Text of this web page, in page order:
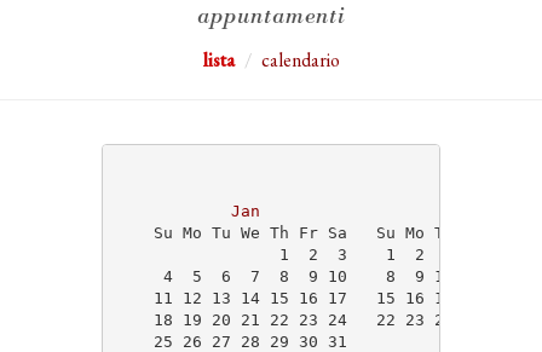
appuntamenti
lista calendario
Jan
Su Mo Tu We Th Fr Sa   Su Mo Tu We Th
1  2  3    1  2  3  4  5
4  5  6  7  8  9 10    8  9 10 11 12
11 12 13 14 15 16 17   15 16 17 18 19
18 19 20 21 22 23 24   22 23 24 25 26
25 26 27 28 29 30 31